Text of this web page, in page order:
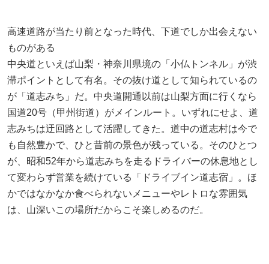
高速道路が当たり前となった時代、下道でしか出会えない
ものがある
中央道といえば山梨・神奈川県境の「小仏トンネル」が渋
滞ポイントとして有名。その抜け道として知られているの
が「道志みち」だ。中央道開通以前は山梨方面に行くなら
国道20号（甲州街道）がメインルート。いずれにせよ、道
志みちは迂回路として活躍してきた。道中の道志村は今で
も自然豊かで、ひと昔前の景色が残っている。そのひとつ
が、昭和52年から道志みちを走るドライバーの休息地とし
て変わらず営業を続けている「ドライブイン道志宿」。ほ
かではなかなか食べられないメニューやレトロな雰囲気
は、山深いこの場所だからこそ楽しめるのだ。